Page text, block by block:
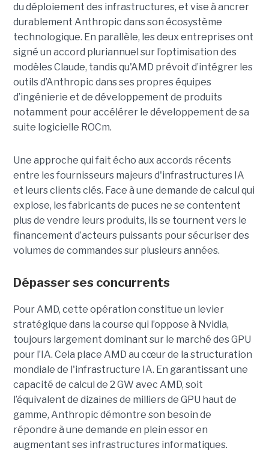
du déploiement des infrastructures, et vise à ancrer
durablement Anthropic dans son écosystème
technologique. En parallèle, les deux entreprises ont
signé un accord pluriannuel sur l’optimisation des
modèles Claude, tandis qu'AMD prévoit d’intégrer les
outils d’Anthropic dans ses propres équipes
d’ingénierie et de développement de produits
notamment pour accélérer le développement de sa
suite logicielle ROCm.
Une approche qui fait écho aux accords récents
entre les fournisseurs majeurs d'infrastructures IA
et leurs clients clés. Face à une demande de calcul qui
explose, les fabricants de puces ne se contentent
plus de vendre leurs produits, ils se tournent vers le
financement d’acteurs puissants pour sécuriser des
volumes de commandes sur plusieurs années.
Dépasser ses concurrents
Pour AMD, cette opération constitue un levier
stratégique dans la course qui l’oppose à Nvidia,
toujours largement dominant sur le marché des GPU
pour l’IA. Cela place AMD au cœur de la structuration
mondiale de l'infrastructure IA. En garantissant une
capacité de calcul de 2 GW avec AMD, soit
l’équivalent de dizaines de milliers de GPU haut de
gamme, Anthropic démontre son besoin de
répondre à une demande en plein essor en
augmentant ses infrastructures informatiques.